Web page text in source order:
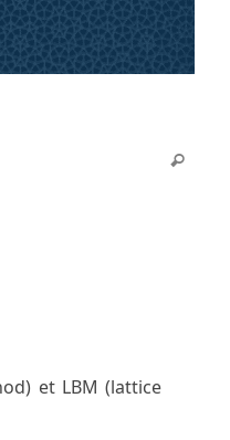
et LBM (lattice